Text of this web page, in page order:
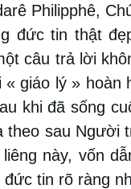
Philipphê,
đức tin thật
câu trả lời
giáo lý »
khi đã sống
sau Người
này, vốn
tin rõ ràng